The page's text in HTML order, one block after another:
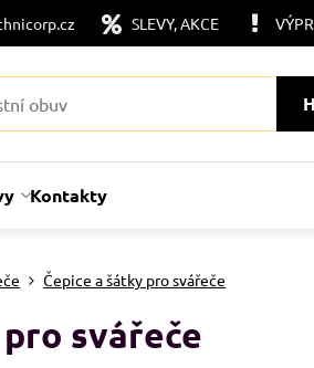
SLEVY, AKCE
Kontakty
Čepice a šátky pro svářeče
svářeče